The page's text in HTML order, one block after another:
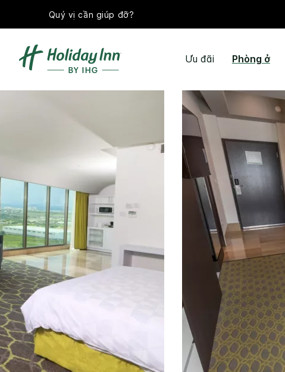
Quý vị cần giúp đỡ?
Ưu đãi Phòng ở